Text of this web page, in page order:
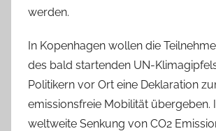
werden.
In Kopenhagen wollen die
des bald startenden UN-
Politikern vor Ort eine Deklaration
emissionsfreie Mobilität übergeben.
weltweite Senkung von CO2